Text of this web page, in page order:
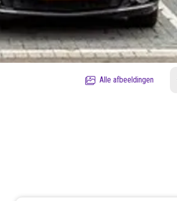
Alle afbeeldingen